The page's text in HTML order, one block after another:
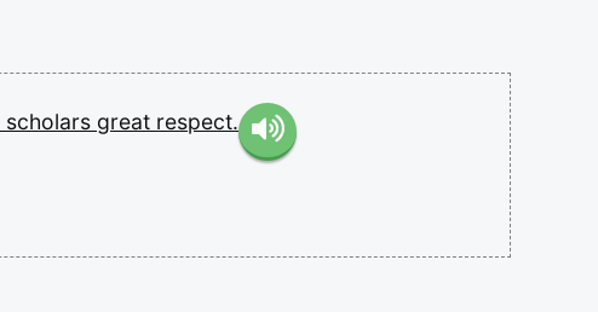
scholars great respect.